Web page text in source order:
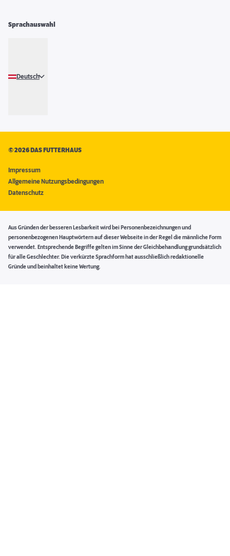
Sprachauswahl
Deutsch
©2026 DAS FUTTERHAUS
Impressum
Allgemeine Nutzungsbedingungen
Datenschutz
Aus Gründen der besseren Lesbarkeit wird bei Personenbezeichnungen und
personenbezogenen Hauptwörtern auf dieser Webseite in der Regel die männliche Form
verwendet. Entsprechende Begriffe gelten im Sinne der Gleichbehandlung grundsätzlich
für alle Geschlechter. Die verkürzte Sprachform hat ausschließlich redaktionelle
Gründe und beinhaltet keine Wertung.